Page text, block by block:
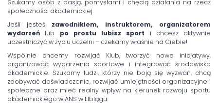
Szukamy osób z pasją, pomysłami i chęcią działania na rzecz
społeczności akademickiej.
Jeśli jesteś zawodnikiem, instruktorem, organizatorem
wydarzeń lub po prostu lubisz sport i chcesz aktywnie
uczestniczyć w życiu uczelni – czekamy właśnie na Ciebie!
Wspólnie chcemy rozwijać Klub, tworzyć nowe inicjatywy,
organizować wydarzenia sportowe i integrować środowisko
akademickie. Szukamy ludzi, którzy nie boją się wyzwań, chcą
zdobywać doświadczenie, rozwijać umiejętności organizacyjne i
społeczne oraz mieć realny wpływ na kierunek rozwoju sportu
akademickiego w ANS w Elblągu.